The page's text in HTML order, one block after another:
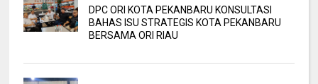
DPC ORI KOTA PEKANBARU KONSULTASI
BAHAS ISU STRATEGIS KOTA PEKANBARU
BERSAMA ORI RIAU